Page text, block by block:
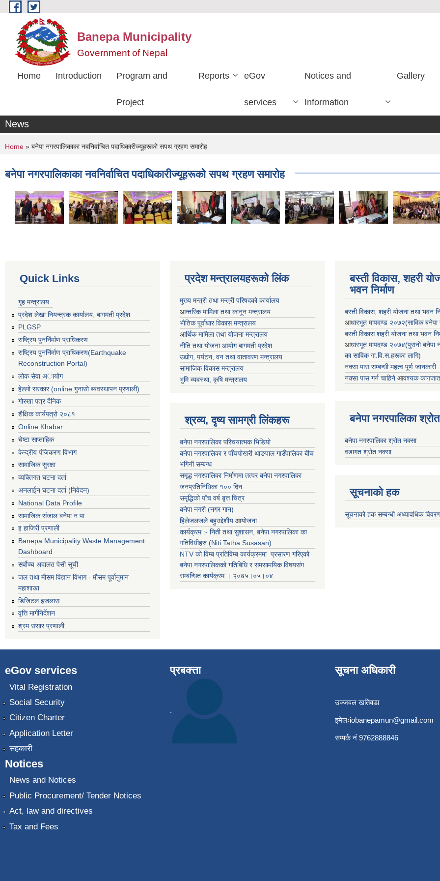
Skip to main content
Banepa Municipality
Government of Nepal
Home Introduction Program and
Project
Reports eGov
services
Notices and
Information
Gallery
News
You are here
Home » बनेपा नगरपालिकाका नवनिर्वाचित पदाधिकारीज्यूहरूको सपथ ग्रहण समारोह
बनेपा नगरपालिकाका नवनिर्वाचित पदाधिकारीज्यूहरूको सपथ ग्रहण समारोह
Quick Links
गृह मन्त्रालय
प्रदेश लेखा नियन्त्रक कार्यालय, बागमती प्रदेश
PLGSP
राष्ट्रिय पुनर्निर्माण प्राधिकरण
राष्ट्रिय पुनर्निर्माण प्राधिकरण(Earthquake
Reconstruction Portal)
लोक सेवा अायोग
हेल्लो सरकार (online गुनासो ब्यवस्थापन प्रणाली)
गोरखा पत्र दैनिक
शैक्षिक कार्यपत्रो २०८१
Online Khabar
चेष्टा साप्ताहिक
केन्द्रीय पंजिकरण विभाग
सामाजिक सुरक्षा
व्यक्तिगत घटना दर्ता
अनलाईन घटना दर्ता (निवेदन)
National Data Profile
सामाजिक संजाल बनेपा न.पा.
इ हाजिरी प्रणाली
Banepa Municipality Waste Management
Dashboard
सर्वोच्च अदालत पेसी सूची
जल तथा मौसम विज्ञान विभाग - मौसम पूर्वानुमान
महाशाखा
डिजिटल इजलास
वृत्ति मार्गनिर्देशन
श्रम संसार प्रणाली
प्रदेश मन्त्रालयहरूको लिंक
मुख्य मन्त्री तथा मन्त्री परिषदको कार्यालय
आन्तरिक मामिला तथा कानून मन्त्रालय
भाैतिक पूर्वाधार विकास मन्त्रालय
आर्थिक मामिला तथा योजना मन्त्रालय
नीति तथा योजना आयोग बागमती प्रदेश
उद्योग, पर्यटन, वन तथा वातावरण मन्त्रालय
सामाजिक विकास मन्त्रालय
भुमि व्यवस्था, कृषि मन्त्रालय
श्रव्य, दृष्य सामग्री लिंकहरू
बनेपा नगरपालिका परिचयात्मक भिडियो
बनेपा नगरपालिका र पाँचपोखरी थाङपाल गाउँपालिका बीच
भगिनी सम्बन्ध
समृद्ध नगरपालिका निर्माणमा तत्पर बनेपा नगरपालिका
जनप्रतिनिधिका १०० दिन
समृद्धिको पाँच वर्ष बृत्त चित्र
बनेपा नगरी (नगर गान)
हिलेजलजले बहुउद्देशीय आयोजना
कार्यक्रम :- निती तथा सुशासन, बनेपा नगरपालिका का
गतिविधीहरु (Niti Tatha Susasan)
NTV को विम्ब प्रतिविम्ब कार्यक्रममा प्रसारण गरिएको
बनेपा नगरपालिकको गतिबिधि र समसामयिक विषयसंग
सम्बन्धित कार्यक्रम । २०७५।०५।०४
बस्ती विकास, शहरी
भवन निर्माण
बस्ती विकास, शहरी योजना तथा भवन
आधारभूत मापदण्ड २०७२(साविक बनेपा
बस्ती विकास शहरी योजना तथा भवन
आधारभूत मापदण्ड २०७४(पुरानो बनेपा
का साविक गा.वि.स.हरूका लागि)
नक्सा पास सम्बन्धी महत्व पूर्ण जानकारी
नक्सा पास गर्न चाहिने आवश्यक
बनेपा नगरपालिका
बनेपा नगरपालिका श्रोत नक्सा
वडागत श्रोत नक्सा
सूचनाको हक
सूचनाको हक सम्बन्धी अध्यावधिक
eGov services
Vital Registration
Social Security
Citizen Charter
Application Letter
सहकारी
Notices
News and Notices
Public Procurement/ Tender Notices
Act, law and directives
Tax and Fees
प्रबक्त्ता
.
सूचना अधिकारी
उज्जवल खतिवडा
इमेलःiobanepamun@gmail.com
सम्पर्क नंं 9762888846